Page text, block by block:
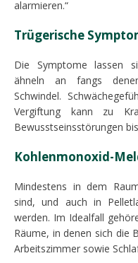
alarmieren.“
Trügerische
Die Symptome lassen
ähneln an fangs
Schwindel.
Vergiftung kann zu
Bewusstseinsstörungen
Kohlenmonoxid-
Mindestens in dem
sind, und auch in
werden. Im Idealfall
Räume, in denen sich die
Arbeitszimmer sowie